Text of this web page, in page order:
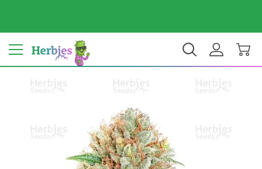
Dein Land: Vereinigte Staaten $ USD DE